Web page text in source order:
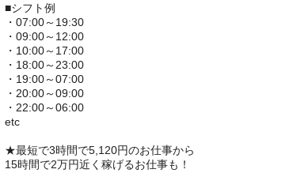
■シフト例
・07:00～19:30
・09:00～12:00
・10:00～17:00
・18:00～23:00
・19:00～07:00
・20:00～09:00
・22:00～06:00
etc
★最短で3時間で5,120円のお仕事から
15時間で2万円近く稼げるお仕事も！